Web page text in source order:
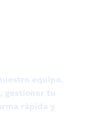
equipo.
gestionar tu
rápida y